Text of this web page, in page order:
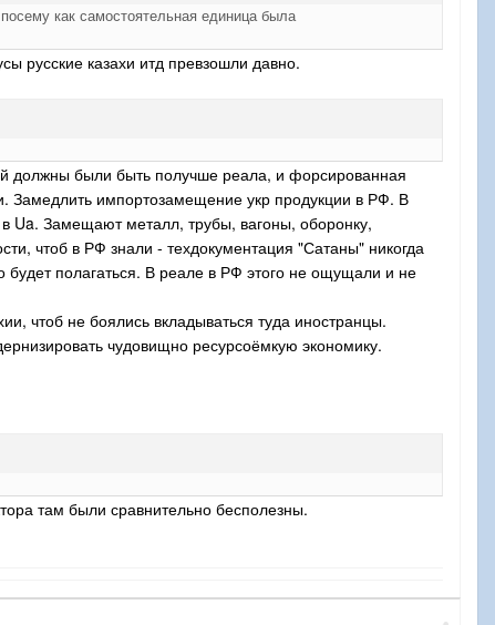
как самостоятельная единица была
русские казахи итд превзошли давно.
должны были быть получше реала, и форсированная
Замедлить импортозамещение укр продукции в РФ. В
в Ua. Замещают металл, трубы, вагоны, оборонку,
чтоб в РФ знали - техдокументация "Сатаны" никогда
полагаться. В реале в РФ этого не ощущали и не
чтоб не боялись вкладываться туда иностранцы.
чудовищно ресурсоёмкую экономику.
там были сравнительно бесполезны.